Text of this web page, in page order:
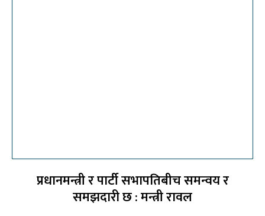
प्रधानमन्त्री र पार्टी सभापतिबीच समन्वय र
समझदारी छ : मन्त्री रावल